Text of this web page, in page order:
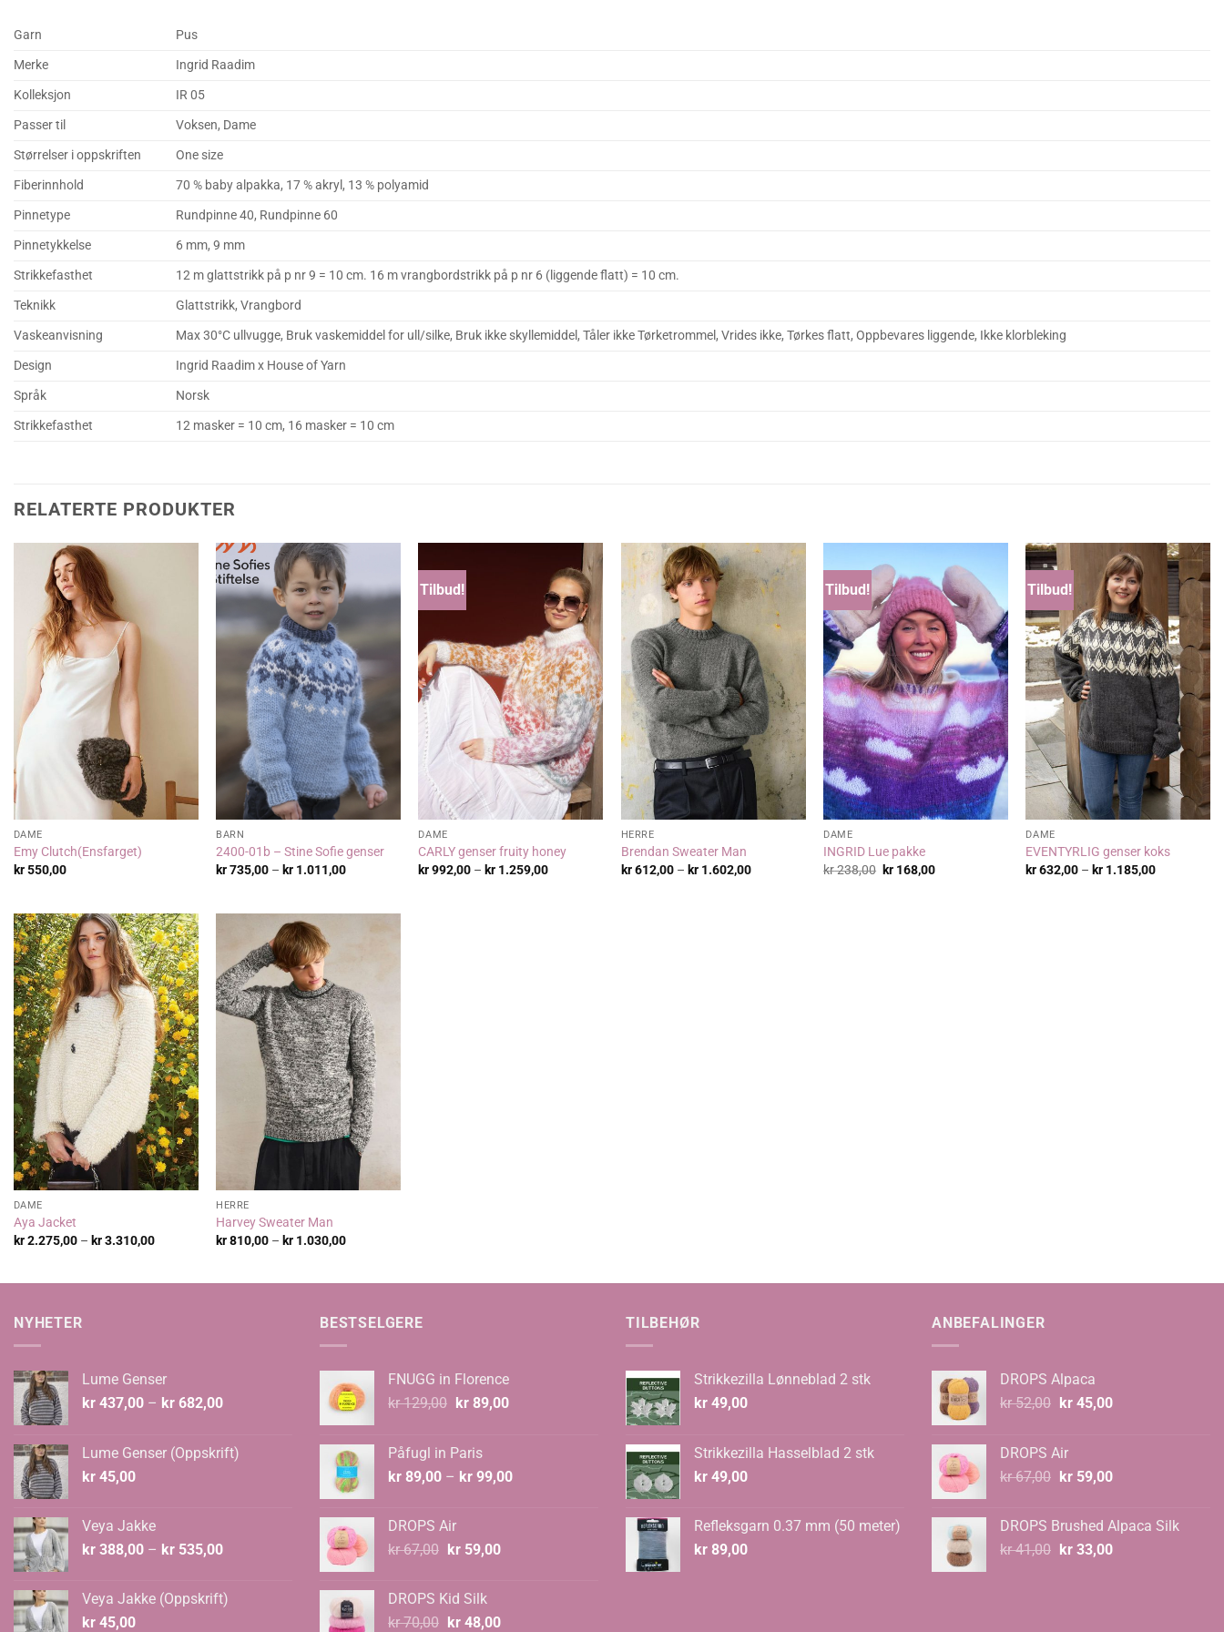
Garn
Pus
Merke
Ingrid Raadim
Kolleksjon
IR 05
Passer til
Voksen, Dame
Størrelser i oppskriften
One size
Fiberinnhold
70 % baby alpakka, 17 % akryl, 13 % polyamid
Pinnetype
Rundpinne 40, Rundpinne 60
Pinnetykkelse
6 mm, 9 mm
Strikkefasthet
12 m glattstrikk på p nr 9 = 10 cm. 16 m vrangbordstrikk på p nr 6 (liggende flatt) = 10 cm.
Teknikk
Glattstrikk, Vrangbord
Vaskeanvisning
Max 30°C ullvugge, Bruk vaskemiddel for ull/silke, Bruk ikke skyllemiddel, Tåler ikke Tørketrommel, Vrides ikke, Tørkes flatt, Oppbevares liggende, Ikke klorbleking
Design
Ingrid Raadim x House of Yarn
Språk
Norsk
Strikkefasthet
12 masker = 10 cm, 16 masker = 10 cm
RELATERTE PRODUKTER
DAME
Emy Clutch(Ensfarget)
kr550,00
BARN
2400-01b – Stine Sofie genser
kr735,00 – kr 1.011,00Prisområde:
Tilbud!
DAME
CARLY genser fruity honey
kr992,00 – kr 1.259,00Prisområde:
HERRE
Brendan Sweater Man
kr612,00 – kr1.602,00Prisområde:
Tilbud!
DAME
INGRID Lue pakke
kr238,00 Opprinnelig
kr 168,00Nåværende
Tilbud!
DAME
EVENTYRLIG genser koks
kr632,00 – kr 1.185,00Prisområde:
DAME
Aya Jacket
kr2.275,00 – kr3.310,00Prisområde:
HERRE
Harvey Sweater Man
kr810,00 – kr 1.030,00Prisområde:
NYHETER
Lume Genser
kr 437,00 – kr 682,00Prisområde:
kr 682,00
Lume Genser (Oppskrift)
kr 45,00
Veya Jakke
kr 388,00 – kr 535,00Prisområde:
kr 535,00
Veya Jakke (Oppskrift)
kr 45,00
BESTSELGERE
FNUGG in Florence
kr129,00 Opprinnelig
kr 129,00.
kr89,00Nåværende
Påfugl in Paris
kr 89,00 – kr 99,00Prisområde:
DROPS Air
kr67,00 Opprinnelig
kr 67,00.
kr59,00Nåværende
DROPS Kid Silk
kr70,00 Opprinnelig
kr48,00Nåværende
TILBEHØR
Strikkezilla Lønneblad 2 stk
kr 49,00
Strikkezilla Hasselblad 2 stk
kr 49,00
Refleksgarn 0.37 mm (50 meter)
kr 89,00
ANBEFALINGER
DROPS Alpaca
kr52,00 Opprinnelig
kr 52,00.
kr45,00Nåværende
DROPS Air
kr67,00 Opprinnelig
kr 67,00.
kr59,00Nåværende
kr 59,00.
DROPS Brushed Alpaca Silk
kr41,00 Opprinnelig
kr33,00Nåværende